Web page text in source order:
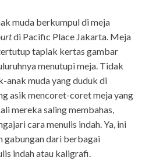
muda berkumpul di meja
di Pacific Place Jakarta. Meja
taplak kertas gambar
menutupi meja. Tidak
anak muda yang duduk di
asik mencoret-coret meja yang
mereka saling membahas,
cara menulis indah. Ya, ini
gabungan dari berbagai
indah atau kaligrafi.